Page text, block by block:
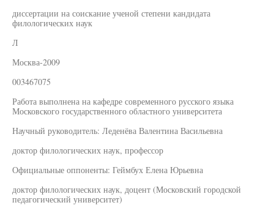
диссертации на соискание ученой степени кандидата
филологических наук
Л
Москва-2009
003467075
Работа выполнена на кафедре современного русского языка
Московского государственного областного университета
Научный руководитель: Леденёва Валентина Васильевна
доктор филологических наук, профессор
Официальные оппоненты: Геймбух Елена Юрьевна
доктор филологических наук, доцент (Московский городской
педагогический университет)